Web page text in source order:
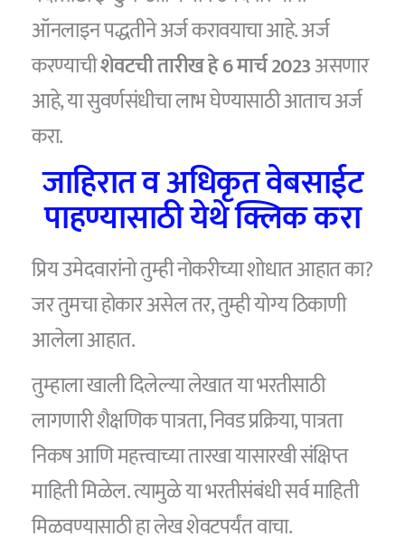
ऑनलाइन पद्धतीने अर्ज करावयाचा आहे. अर्ज
करण्याचीशेवटची तारीख हे 6 मार्च 2023असणार
आहे, या सुवर्णसंधीचा लाभ घेण्यासाठी आताच अर्ज
करा.
जाहिरात व अधिकृत वेबसाईट
पाहण्यासाठी येथे क्लिक करा
प्रिय उमेदवारांनो तुम्ही नोकरीच्या शोधात आहात का?
जर तुमचा होकार असेल तर, तुम्ही योग्य ठिकाणी
आलेला आहात.
तुम्हाला खाली दिलेल्या लेखात या भरतीसाठी
लागणारी शैक्षणिक पात्रता, निवड प्रक्रिया, पात्रता
निकष आणि महत्त्वाच्या तारखा यासारखी संक्षिप्त
माहिती मिळेल. त्यामुळे या भरतीसंबंधी सर्व माहिती
मिळवण्यासाठी हा लेख शेवटपर्यंत वाचा.